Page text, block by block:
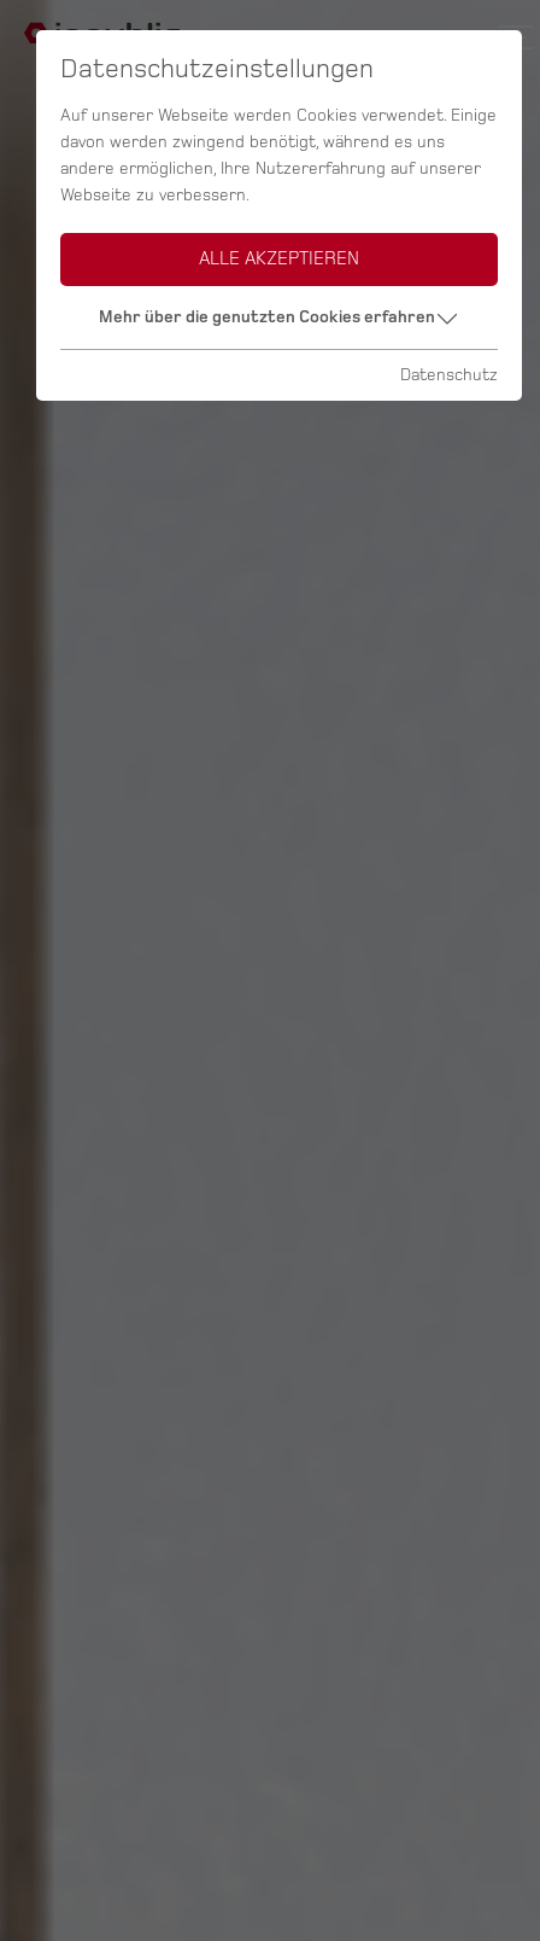
Datenschutzeinstellungen
Auf unserer Webseite werden Cookies verwendet. Einige
davon werden zwingend benötigt, während es uns
andere ermöglichen, Ihre Nutzererfahrung auf unserer
Webseite zu verbessern.
ALLE AKZEPTIEREN
Mehr über die genutzten Cookies erfahren
Datenschutz